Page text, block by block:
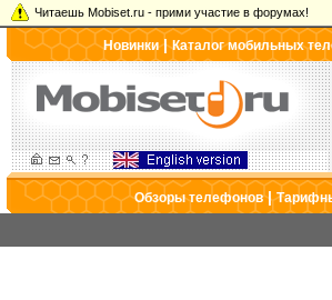
Читаешь Mobiset.ru - прими участие в форумах!
Новинки|Каталог мобильных
Обзоры телефонов|